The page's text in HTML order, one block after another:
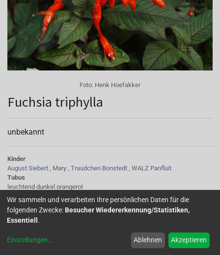
Foto: Henk Hoefakker
Fuchsia triphylla
unbekannt
Kinder
August Siebert , Mary , Traudchen Bonstedt , WALZ Panfluit
Tubus
leuchtend dunkel orangerot
Sepalen
leuchtend dunkel-orangerot
Korolle/Petalen
leuchtend dunkel-orangerot
klein, schmal und glänzend grün
Wir sammeln und verarbeiten Ihre persönlichen Daten für die
folgenden Zwecke: Besucher Wiedererkennung/Statistiken,
Essentiell .
Einstellungen... Ablehnen Akzeptieren